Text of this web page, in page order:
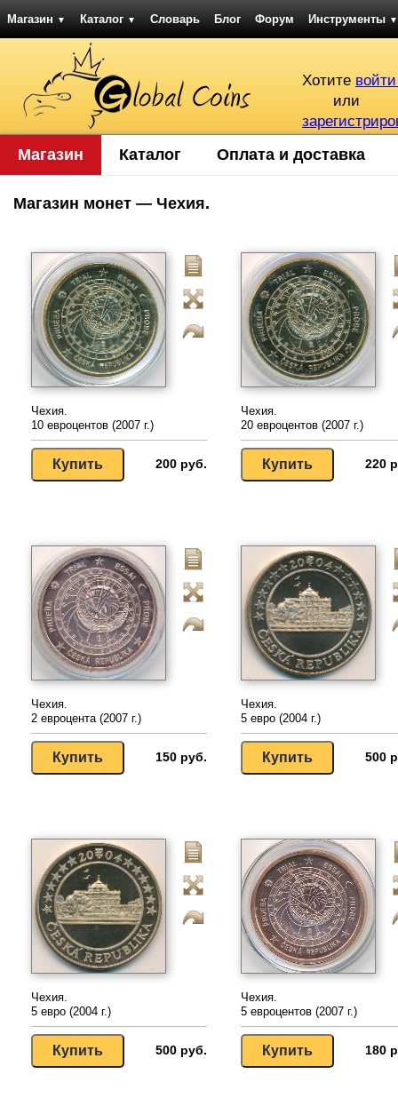
Магазин ▼ Каталог ▼ Словарь Блог Форум Инструменты ▼
Хотите
или
Магазин Каталог Оплата и доставка
Магазин монет — Чехия.
Чехия.
10 евроцентов (2007 г.)
200 руб.
Чехия.
20 евроцентов (2007 г.)
220
Чехия.
2 евроцента (2007 г.)
150 руб.
Чехия.
5 евро (2004 г.)
500
Чехия.
5 евро (2004 г.)
500 руб.
Чехия.
5 евроцентов (2007 г.)
180